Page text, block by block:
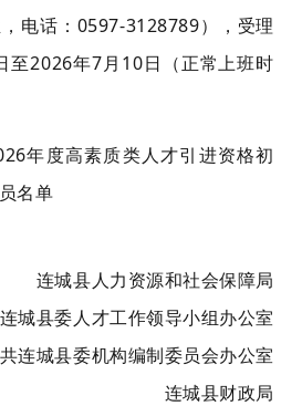
电话：0597-3128789），受理
至2026年7月10日（正常上班时
年度高素质类人才引进资格初
名单
连城县人力资源和社会保障局
城县委人才工作领导小组办公室
连城县委机构编制委员会办公室
连城县财政局